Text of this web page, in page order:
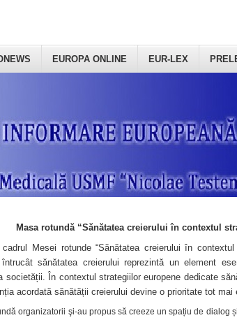
EUROPA ONLINE EUR-LEX
Masa rotundă “Sănătatea creierului în contextul
Mesei rotunde “Sănătatea creierului în
sănătatea creierului reprezintă un element
societății. În contextul strategiilor europene dedicate
acordată sănătății creierului devine o prioritate tot mai
organizatorii şi-au propus să creeze un spațiu de dialog